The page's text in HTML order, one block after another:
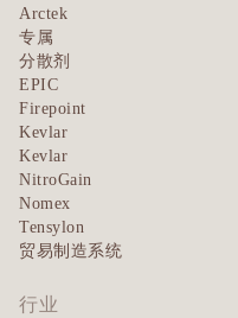
Arctek
专属
分散剂
EPIC
Firepoint
Kevlar
Kevlar
NitroGain
Nomex
Tensylon
贸易制造系统
行业